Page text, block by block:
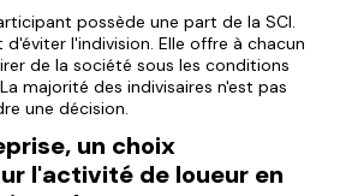
possède une part de la SCI.
l'indivision. Elle offre à chacun
de la société sous les conditions
majorité des indivisaires n'est pas
une décision.
un choix
l'activité de loueur en